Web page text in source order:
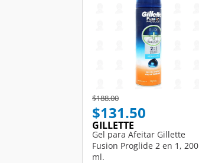
Price reduced from
$188.00to
$131.50
GILLETTE
Gel para Afeitar Gillette
Fusion Proglide 2 en 1, 200
ml.